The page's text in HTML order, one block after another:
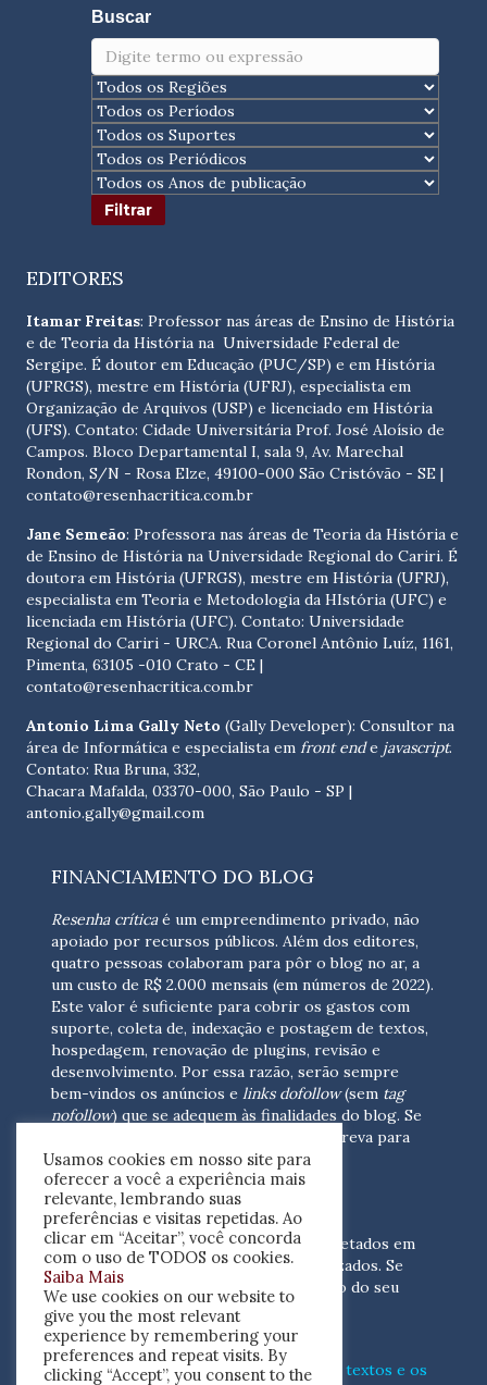
Buscar
EDITORES
Itamar Freitas: Professor nas áreas de Ensino de História
e de Teoria da História na Universidade Federal de
Sergipe. É doutor em Educação (PUC/SP) e em História
(UFRGS), mestre em História (UFRJ), especialista em
Organização de Arquivos (USP) e licenciado em História
(UFS). Contato: Cidade Universitária Prof. José Aloísio de
Campos. Bloco Departamental I, sala 9, Av. Marechal
Rondon, S/N - Rosa Elze, 49100-000 São Cristóvão - SE |
contato@resenhacritica.com.br
Jane Semeão: Professora nas áreas de Teoria da História e
de Ensino de História na Universidade Regional do Cariri. É
doutora em História (UFRGS), mestre em História (UFRJ),
especialista em Teoria e Metodologia da HIstória (UFC) e
licenciada em História (UFC). Contato: Universidade
Regional do Cariri - URCA. Rua Coronel Antônio Luíz, 1161,
Pimenta, 63105 -010 Crato - CE |
contato@resenhacritica.com.br
Antonio Lima Gally Neto (Gally Developer): Consultor na
área de Informática e especialista em front ende javascript.
Contato: Rua Bruna, 332,
Chacara Mafalda, 03370-000, São Paulo - SP |
antonio.gally@gmail.com
FINANCIAMENTO DO BLOG
Resenha críticaé um empreendimento privado, não
apoiado por recursos públicos. Além dos editores,
quatro pessoas colaboram para pôr o blog no ar, a
um custo de R$ 2.000 mensais (em números de 2022).
Este valor é suficiente para cobrir os gastos com
suporte, coleta de, indexação e postagem de textos,
hospedagem, renovação de plugins, revisão e
desenvolvimento. Por essa razão, serão sempre
bem-vindos os anúncios e links dofollow(sem tag
nofollow) que se adequem às finalidades do blog. Se
escreva para
nós(contato@resenhacritica.com.br)
FONTES E ACERVO
As resenhas, dossiês e sumários são coletados em
periódicos acadêmicos e sites especializados. Se
você tem interesse em divulgar o acervo do seu
periódico, escreva para nós
(contato@resenhacritica.com.br)
Conheça omodocomo processamos os textos e os
Usamos cookies em nosso site para
oferecer a você a experiência mais
relevante, lembrando suas
preferências e visitas repetidas. Ao
clicar em “Aceitar”, você concorda
com o uso de TODOS os cookies.
Saiba Mais
We use cookies on our website to
give you the most relevant
experience by remembering your
preferences and repeat visits. By
clicking “Accept”, you consent to the